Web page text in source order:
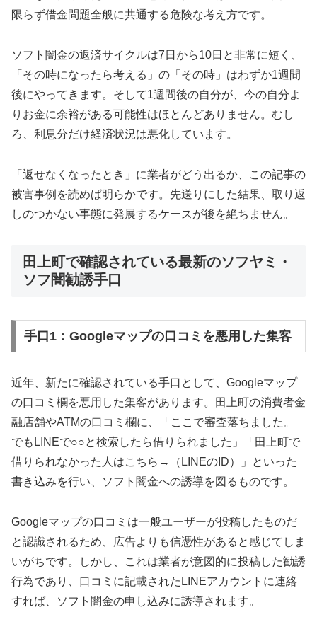
限らず借金問題全般に共通する危険な考え方です。
ソフト闇金の返済サイクルは7日から10日と非常に短く、
「その時になったら考える」の「その時」はわずか1週間
後にやってきます。そして1週間後の自分が、今の自分よ
りお金に余裕がある可能性はほとんどありません。むし
ろ、利息分だけ経済状況は悪化しています。
「返せなくなったとき」に業者がどう出るか、この記事の
被害事例を読めば明らかです。先送りにした結果、取り返
しのつかない事態に発展するケースが後を絶ちません。
田上町で確認されている最新のソフヤミ・
ソフ闇勧誘手口
手口1：Googleマップの口コミを悪用した集客
近年、新たに確認されている手口として、Googleマップ
の口コミ欄を悪用した集客があります。田上町の消費者金
融店舗やATMの口コミ欄に、「ここで審査落ちました。
でもLINEで○○と検索したら借りられました」「田上町で
借りられなかった人はこちら→（LINEのID）」といった
書き込みを行い、ソフト闇金への誘導を図るものです。
Googleマップの口コミは一般ユーザーが投稿したものだ
と認識されるため、広告よりも信憑性があると感じてしま
いがちです。しかし、これは業者が意図的に投稿した勧誘
行為であり、口コミに記載されたLINEアカウントに連絡
すれば、ソフト闇金の申し込みに誘導されます。